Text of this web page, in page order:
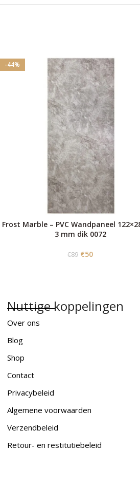
-44%
Frost Marble – PVC Wandpaneel
3 mm dik 0072
€89 €50
Nuttige koppelingen
Over ons
Blog
Shop
Contact
Privacybeleid
Algemene voorwaarden
Verzendbeleid
Retour- en restitutiebeleid